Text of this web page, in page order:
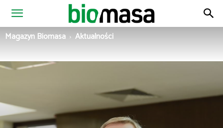
Magazyn
Biomasa
Magazyn Biomasa Aktualności